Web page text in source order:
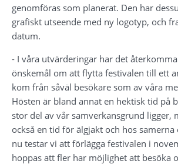
genomföras som planerat. Den har
grafiskt utseende med ny logotyp, och
datum.
- I våra utvärderingar har det
önskemål om att flytta festivalen till ett
kom från såväl besökare som av våra
Hösten är bland annat en hektisk tid på
stor del av vår samverkansgrund ligger,
också en tid för älgjakt och hos samerna
nu testar vi att förlägga festivalen i
hoppas att fler har möjlighet att besöka